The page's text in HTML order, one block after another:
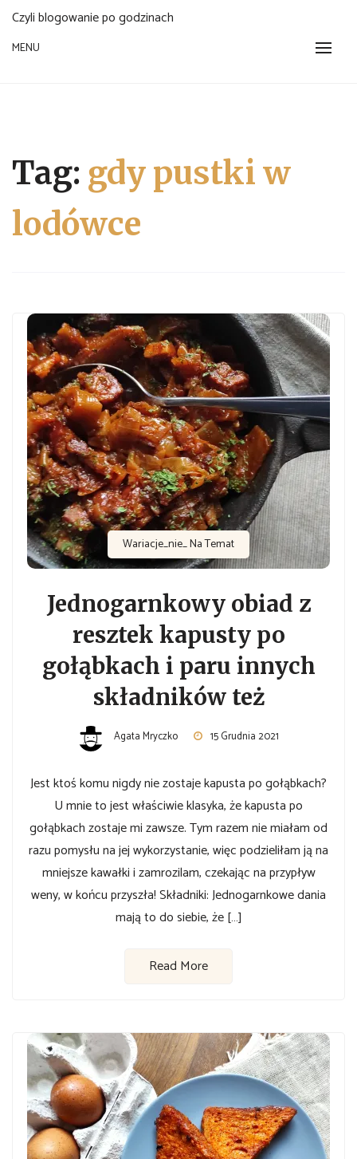
Czyli blogowanie po godzinach
MENU
Tag: gdy pustki w
lodówce
Wariacje_nie_ Na Temat
Jednogarnkowy obiad z
resztek kapusty po
gołąbkach i paru innych
składników też
Agata Mryczko 15 Grudnia 2021
Jest ktoś komu nigdy nie zostaje kapusta po gołąbkach?
U mnie to jest właściwie klasyka, że kapusta po
gołąbkach zostaje mi zawsze. Tym razem nie miałam od
razu pomysłu na jej wykorzystanie, więc podzieliłam ją na
mniejsze kawałki i zamrozilam, czekając na przypływ
weny, w końcu przyszła! Składniki: Jednogarnkowe dania
mają to do siebie, że […]
Read More